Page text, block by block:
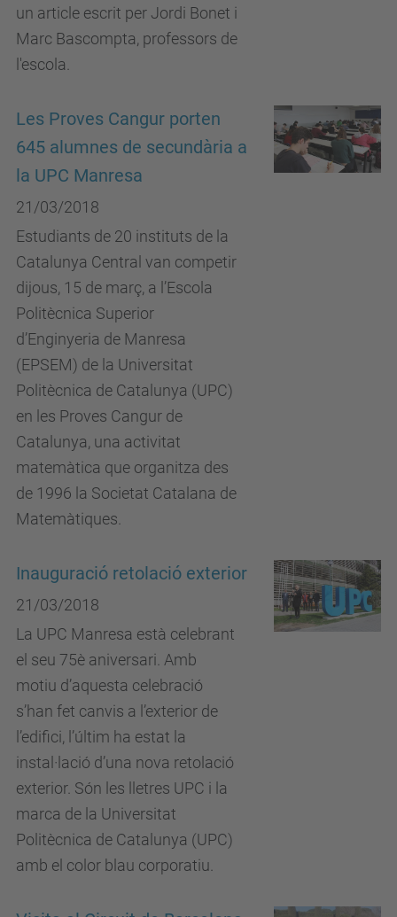
un article escrit per Jordi Bonet i
Marc Bascompta, professors de
l'escola.
Les Proves Cangur porten
645 alumnes de secundària a
la UPC Manresa
21/03/2018
Estudiants de 20 instituts de la
Catalunya Central van competir
dijous, 15 de març, a l’Escola
Politècnica Superior
d’Enginyeria de Manresa
(EPSEM) de la Universitat
Politècnica de Catalunya (UPC)
en les Proves Cangur de
Catalunya, una activitat
matemàtica que organitza des
de 1996 la Societat Catalana de
Matemàtiques.
Inauguració retolació exterior
21/03/2018
La UPC Manresa està celebrant
el seu 75è aniversari. Amb
motiu d’aquesta celebració
s’han fet canvis a l’exterior de
l’edifici, l’últim ha estat la
instal·lació d’una nova retolació
exterior. Són les lletres UPC i la
marca de la Universitat
Politècnica de Catalunya (UPC)
amb el color blau corporatiu.